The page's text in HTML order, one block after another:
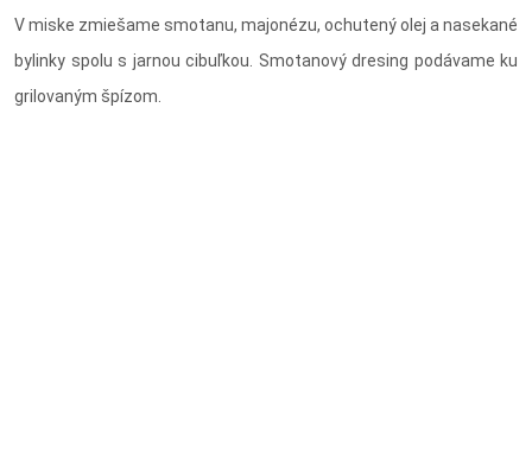
V miske zmiešame smotanu, majonézu, ochutený olej a nasekané
bylinky spolu s jarnou cibuľkou. Smotanový dresing podávame ku
grilovaným špízom.